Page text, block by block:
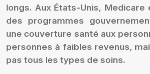
longs. Aux États-Unis,
des programmes
une couverture santé aux
personnes à faibles revenus,
pas tous les types de soins.